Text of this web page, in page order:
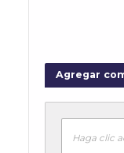
Agregar
Haga clic